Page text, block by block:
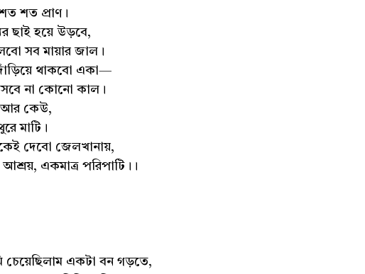
শত প্রাণ।
ছাই হয়ে উড়বে,
সব মায়ার জাল।
থাকবো একা—
না কোনো কাল।
আর কেউ,
মাটি।
দেবো জেলখানায়,
একমাত্র পরিপাটি।।
একটা বন গড়তে,